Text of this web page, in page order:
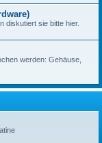
diskutiert sie bitte hier.
werden: Gehäuse,